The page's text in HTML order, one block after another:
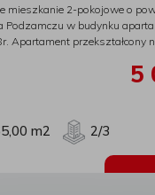
mieszkanie 2-pokojowe o
Podzamczu w budynku
Apartament przekształcony
najmu 5000zł netto.
światłowody. Całość
wydania. Wynajem na
Super lokalizacja jaką
5
m2 2/3